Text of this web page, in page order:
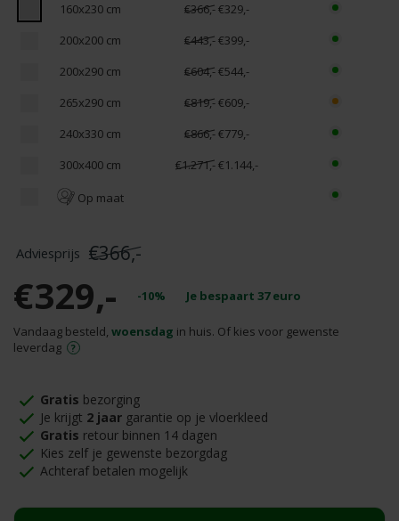
160x230 cm
€366,-€329,-
200x200 cm
€443,-€399,-
200x290 cm
€604,-€544,-
265x290 cm
€819,-€609,-
240x330 cm
€866,-€779,-
300x400 cm
€1.271,-€1.144,-
Op maat
€366,-
€329,- -10% Je bespaart 37euro
Vandaag besteld, woensdag in huis. Of kies voor gewenste
leverdag
Gratis bezorging
Je krijgt 2 jaar garantie op je vloerkleed
Gratis retour binnen 14 dagen
Kies zelf je gewenste bezorgdag
Achteraf betalen mogelijk